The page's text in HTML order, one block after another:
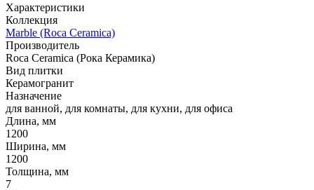
Характеристики
Коллекция
Marble (Roca Ceramica)
Производитель
Roca Ceramica (Рока Керамика)
Вид плитки
Керамогранит
Назначение
для ванной, для комнаты, для кухни, для офиса
Длина, мм
1200
Ширина, мм
1200
Толщина, мм
7